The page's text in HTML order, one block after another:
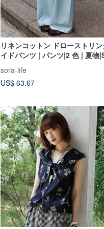
リネンコットン ドローストリ
イドパンツ | パンツ|2 色 | 夏物
sora-life
US$ 63.67